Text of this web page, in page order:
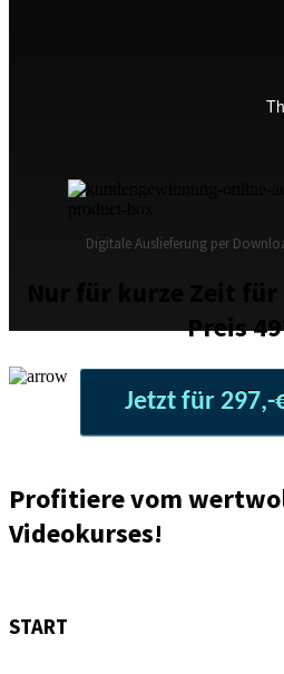
Digitale Auslieferung per
Preis
Jetzt für 297,-
Profitiere vom
Videokurses!
START